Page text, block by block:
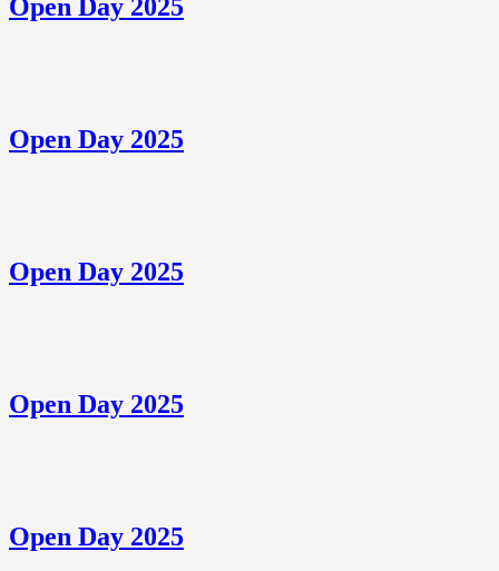
Open Day 2025
Open Day 2025
Open Day 2025
Open Day 2025
Open Day 2025